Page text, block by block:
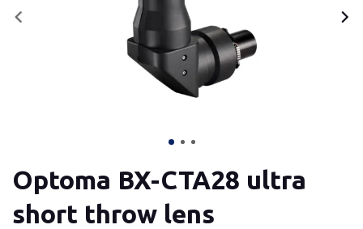
Optoma BX-CTA28 ultra
short throw lens